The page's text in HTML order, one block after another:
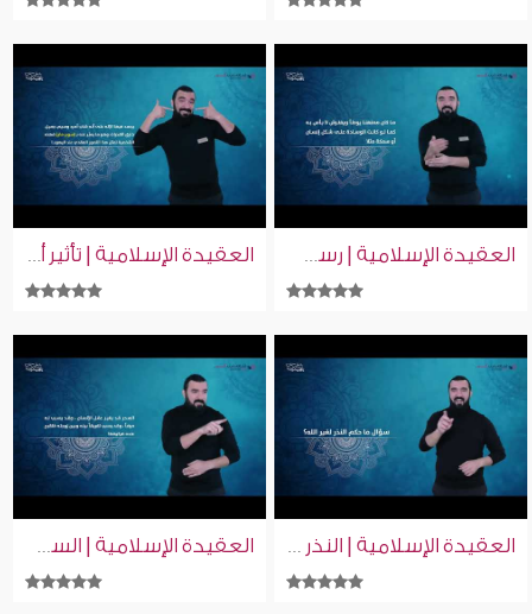
العقيدة الإسلامية | رسم ذات الأرواح | إسلام ويب | بلغة الإشارة العقيدة الإسلامية | تأثير أفلام الكرتون على عقيدة الأطفال | إسلام ويب | بلغة الإشارة
العقيدة الإسلامية | النذر | إسلام ويب | بلغة الإشارة العقيدة الإسلامية | السحر | إسلام ويب | بلغة الإشارة